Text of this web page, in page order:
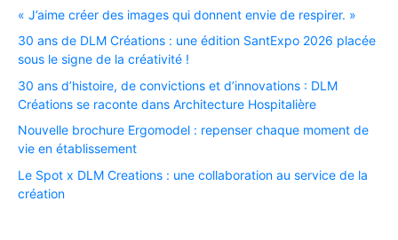
« J’aime créer des images qui donnent envie de respirer. »​
30 ans de DLM Créations : une édition SantExpo 2026 placée
sous le signe de la créativité !​
30 ans d’histoire, de convictions et d’innovations : DLM
Créations se raconte dans Architecture Hospitalière​
Nouvelle brochure Ergomodel : repenser chaque moment de
vie en établissement ​
Le Spot x DLM Creations : une collaboration au service de la
création​